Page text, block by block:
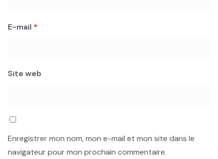
E-mail *
Site web
Enregistrer mon nom, mon e-mail et mon site dans le
navigateur pour mon prochain commentaire.